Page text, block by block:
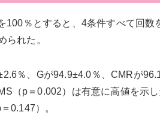
％とすると、4条件すべて回数
られた。
％、Gが94.9±4.0％、CMRが
（p＝0.002）は有意に高値を示
0.147）。